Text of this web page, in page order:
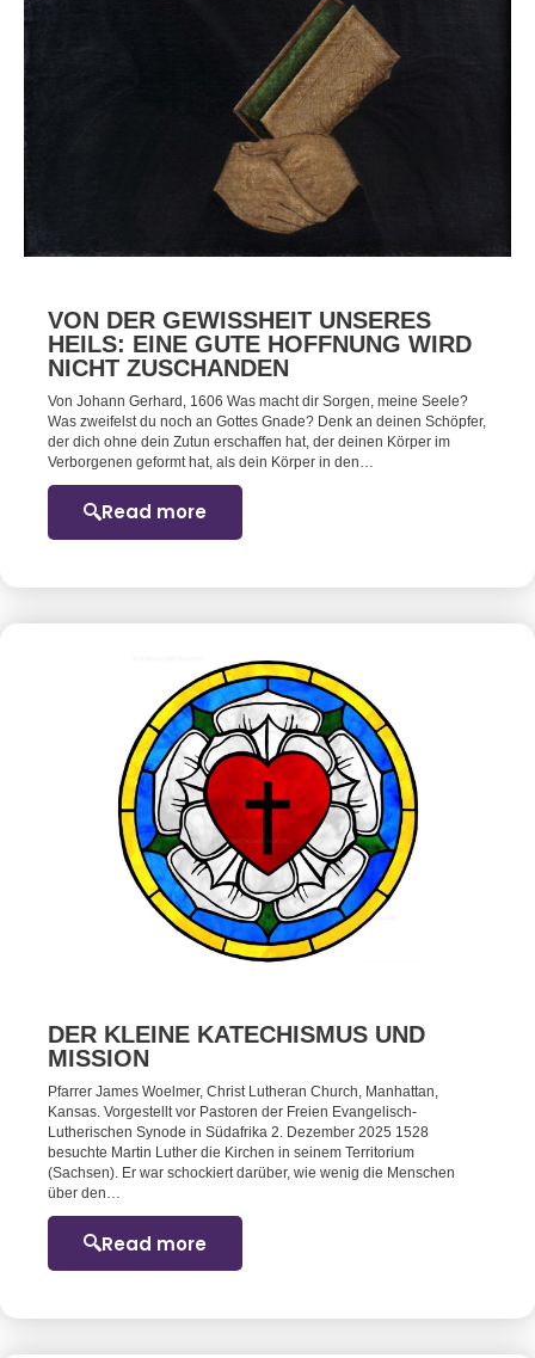
VON DER GEWISSHEIT UNSERES
HEILS: EINE GUTE HOFFNUNG WIRD
NICHT ZUSCHANDEN
Von Johann Gerhard, 1606 Was macht dir Sorgen, meine Seele?
Was zweifelst du noch an Gottes Gnade? Denk an deinen Schöpfer,
der dich ohne dein Zutun erschaffen hat, der deinen Körper im
Verborgenen geformt hat, als dein Körper in den…
Read more
DER KLEINE KATECHISMUS UND
MISSION
Pfarrer James Woelmer, Christ Lutheran Church, Manhattan,
Kansas. Vorgestellt vor Pastoren der Freien Evangelisch-
Lutherischen Synode in Südafrika 2. Dezember 2025 1528
besuchte Martin Luther die Kirchen in seinem Territorium
(Sachsen). Er war schockiert darüber, wie wenig die Menschen
über den…
Read more